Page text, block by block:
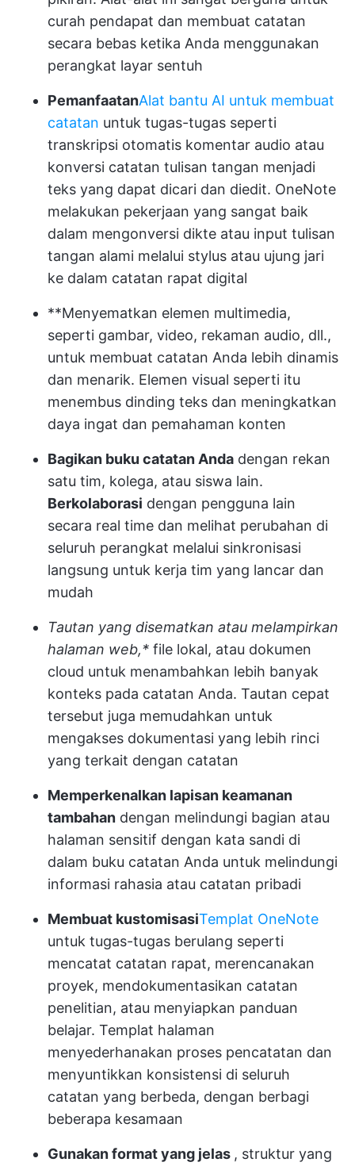
curah pendapat dan membuat catatan
secara bebas ketika Anda menggunakan
perangkat layar sentuh
PemanfaatanAlat bantu AI untuk membuat
catatan untuk tugas-tugas seperti
transkripsi otomatis komentar audio atau
konversi catatan tulisan tangan menjadi
teks yang dapat dicari dan diedit. OneNote
melakukan pekerjaan yang sangat baik
dalam mengonversi dikte atau input tulisan
tangan alami melalui stylus atau ujung jari
ke dalam catatan rapat digital
**Menyematkan elemen multimedia,
seperti gambar, video, rekaman audio, dll.,
untuk membuat catatan Anda lebih dinamis
dan menarik. Elemen visual seperti itu
menembus dinding teks dan meningkatkan
daya ingat dan pemahaman konten
Bagikan buku catatan Anda dengan rekan
satu tim, kolega, atau siswa lain.
Berkolaborasi dengan pengguna lain
secara real time dan melihat perubahan di
seluruh perangkat melalui sinkronisasi
langsung untuk kerja tim yang lancar dan
mudah
Tautan yang disematkan atau melampirkan
halaman web,* file lokal, atau dokumen
cloud untuk menambahkan lebih banyak
konteks pada catatan Anda. Tautan cepat
tersebut juga memudahkan untuk
mengakses dokumentasi yang lebih rinci
yang terkait dengan catatan
Memperkenalkan lapisan keamanan
tambahan dengan melindungi bagian atau
halaman sensitif dengan kata sandi di
dalam buku catatan Anda untuk melindungi
informasi rahasia atau catatan pribadi
Membuat kustomisasiTemplat OneNote
untuk tugas-tugas berulang seperti
mencatat catatan rapat, merencanakan
proyek, mendokumentasikan catatan
penelitian, atau menyiapkan panduan
belajar. Templat halaman
menyederhanakan proses pencatatan dan
menyuntikkan konsistensi di seluruh
catatan yang berbeda, dengan berbagi
beberapa kesamaan
Gunakan format yang jelas , struktur yang